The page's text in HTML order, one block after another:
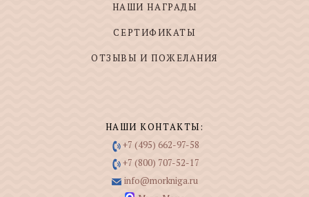
НАШИ НАГРАДЫ
СЕРТИФИКАТЫ
ОТЗЫВЫ И ПОЖЕЛАНИЯ
НАШИ КОНТАКТЫ:
+7 (495) 662-97-58
+7 (800) 707-52-17
info@morkniga.ru